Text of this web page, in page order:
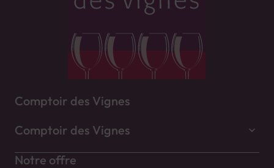
Comptoir des Vignes
Comptoir des Vignes
Notre offre